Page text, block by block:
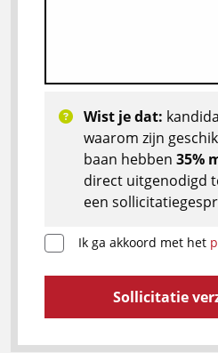
Wist je dat:
waarom zijn
baan hebben 35%
direct uitgenodigd
een
Ik ga akkoord met het
Sollicitatie